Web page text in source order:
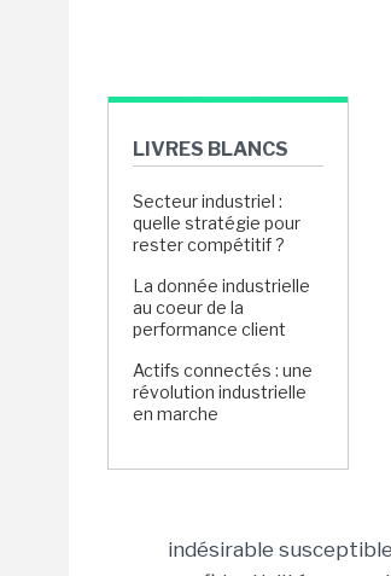
LIVRES BLANCS
Secteur industriel :
quelle stratégie pour
rester compétitif ?
La donnée industrielle
au coeur de la
performance client
Actifs connectés : une
révolution industrielle
en marche
indésirable